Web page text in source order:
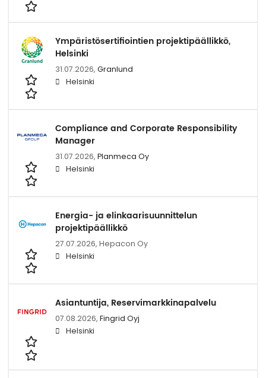
Ympäristösertifiointien projektipäällikkö,
Helsinki
31.07.2026, Granlund
Helsinki
Compliance and Corporate Responsibility
Manager
31.07.2026, Planmeca Oy
Helsinki
Energia- ja elinkaarisuunnittelun
projektipäällikkö
27.07.2026, Hepacon Oy
Helsinki
Asiantuntija, Reservimarkkinapalvelu
07.08.2026, Fingrid Oyj
Helsinki